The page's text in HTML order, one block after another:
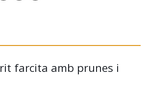
farcita amb prunes i